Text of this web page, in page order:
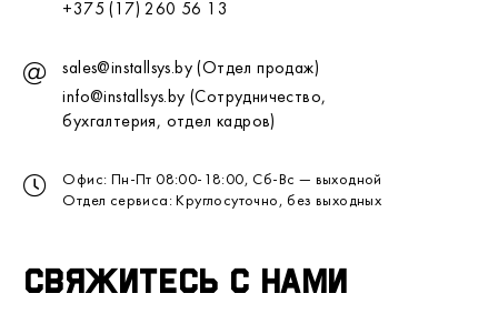
+375 (17) 260 56 13
sales@installsys.by (Отдел продаж)
info@installsys.by (Сотрудничество,
бухгалтерия, отдел кадров)
Офис: Пн-Пт 08:00-18:00, Сб-Вс — выходной
Отдел сервиса: Круглосуточно, без выходных
Свяжитесь с нами